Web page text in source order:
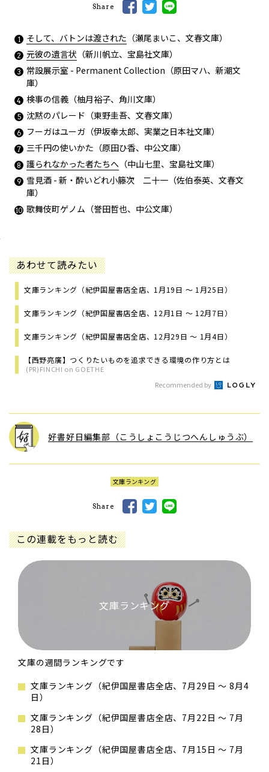
Share
そして、バトンは渡された （瀬尾まいこ、文春文庫）
元彼の遺言状 （新川帆立、宝島社文庫）
常設展示室 - Permanent Collection（原田マハ、新潮文
庫）
検事の信義（柚月裕子、角川文庫）
沈黙のパレード（東野圭吾、文春文庫）
フーガはユーガ（伊坂幸太郎、実業之日本社文庫）
三千円の使いかた（原田ひ香、中公文庫）
護られなかった者たちへ （中山七里、宝島社文庫）
雪見酒 - 新・酔いどれ小籐次 二十一（佐伯泰英、文春文
庫）
歌舞伎町ゲノム（誉田哲也、中公文庫）
あわせて読みたい
文庫ランキング（紀伊国屋書店全店、1月19日 ～ 1月25日）
文庫ランキング（紀伊国屋書店全店、12月1日 ～ 12月7日）
文庫ランキング（紀伊国屋書店全店、12月29日 ～ 1月4日）
【西野亮廣】つくりたいものを追求できる環境の作り方とは
(PR)FINCHI on GOETHE
Recommended by
好書好日編集部（こうしょこうじつへんしゅうぶ）
文庫ランキング
Share
この連載をもっと読む
文庫ランキング
文庫の週間ランキングです
文庫ランキング（紀伊国屋書店全店、7月29日 ～ 8月4
日）
文庫ランキング（紀伊国屋書店全店、7月22日 ～ 7月
28日）
文庫ランキング（紀伊国屋書店全店、7月15日 ～ 7月
21日）